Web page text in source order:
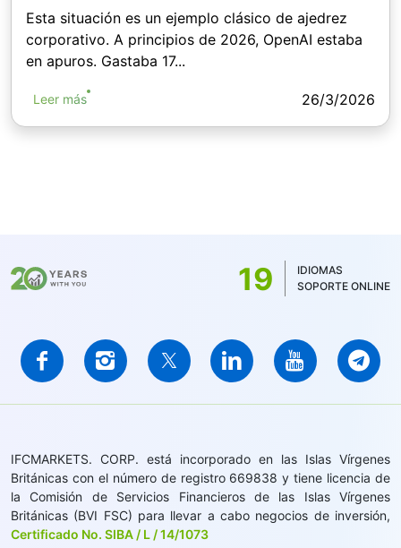
Esta situación es un ejemplo clásico de ajedrez
corporativo. A principios de 2026, OpenAI estaba
en apuros. Gastaba 17...
Leer más 26/3/2026
19
IDIOMAS
SOPORTE ONLINE
IFCMARKETS. CORP. está incorporado en las Islas Vírgenes
Británicas con el número de registro 669838 y tiene licencia de
la Comisión de Servicios Financieros de las Islas Vírgenes
Británicas (BVI FSC) para llevar a cabo negocios de inversión,
Certificado No. SIBA / L / 14/1073